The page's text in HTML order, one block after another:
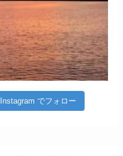
Instagram でフォロー